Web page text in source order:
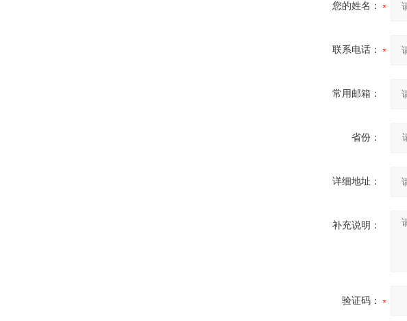
您的姓名：
联系电话：
常用邮箱：
省份：
详细地址：
补充说明：
验证码：